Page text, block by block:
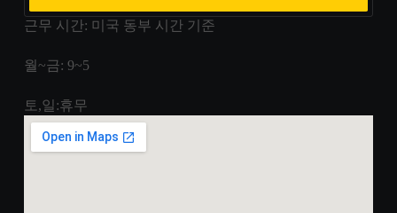
근무 시간: 미국 동부 시간 기준
월~금: 9~5
토,일:휴무